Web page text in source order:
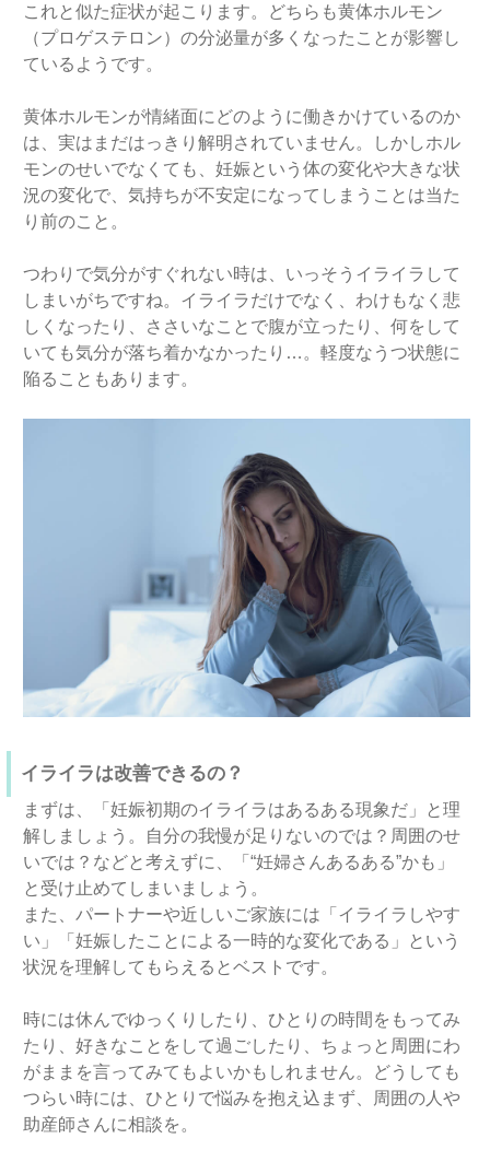
これと似た症状が起こります。どちらも黄体ホルモン
（プロゲステロン）の分泌量が多くなったことが影響し
ているようです。
黄体ホルモンが情緒面にどのように働きかけているのか
は、実はまだはっきり解明されていません。しかしホル
モンのせいでなくても、妊娠という体の変化や大きな状
況の変化で、気持ちが不安定になってしまうことは当た
り前のこと。
つわりで気分がすぐれない時は、いっそうイライラして
しまいがちですね。イライラだけでなく、わけもなく悲
しくなったり、ささいなことで腹が立ったり、何をして
いても気分が落ち着かなかったり…。軽度なうつ状態に
陥ることもあります。
イライラは改善できるの？
まずは、「妊娠初期のイライラはあるある現象だ」と理
解しましょう。自分の我慢が足りないのでは？周囲のせ
いでは？などと考えずに、「“妊婦さんあるある”かも」
と受け止めてしまいましょう。
また、パートナーや近しいご家族には「イライラしやす
い」「妊娠したことによる一時的な変化である」という
状況を理解してもらえるとベストです。
時には休んでゆっくりしたり、ひとりの時間をもってみ
たり、好きなことをして過ごしたり、ちょっと周囲にわ
がままを言ってみてもよいかもしれません。どうしても
つらい時には、ひとりで悩みを抱え込まず、周囲の人や
助産師さんに相談を。